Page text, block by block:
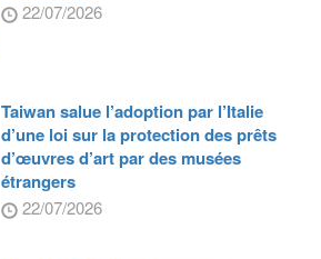
22/07/2026
Taiwan salue l’adoption par l’Italie
d’une loi sur la protection des prêts
d’œuvres d’art par des musées
étrangers
22/07/2026